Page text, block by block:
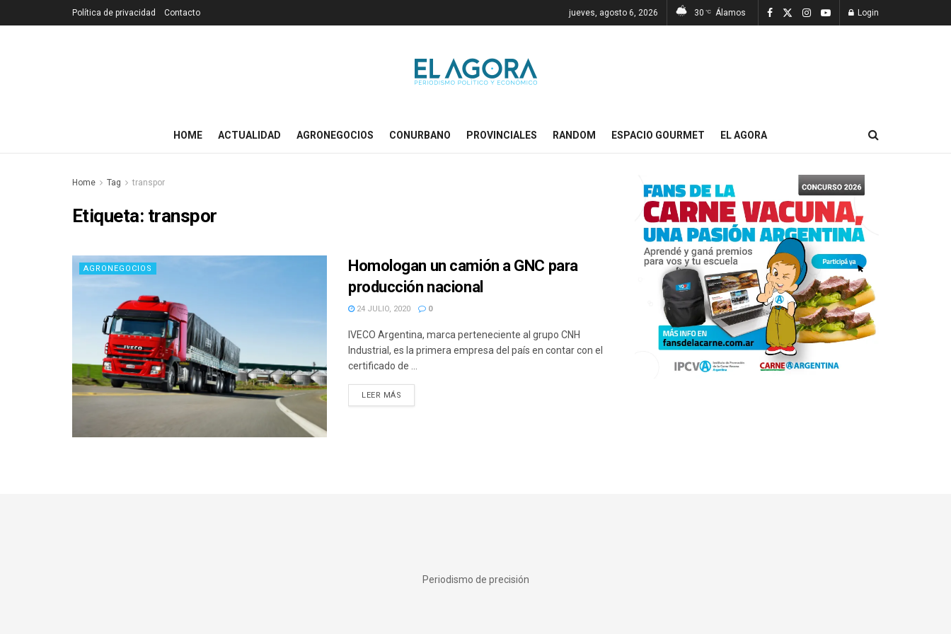
Política de privacidad Contacto jueves, agosto 6, 2026 30 °C Álamos Login
HOME ACTUALIDAD AGRONEGOCIOS CONURBANO PROVINCIALES RANDOM ESPACIO GOURMET EL AGORA
Home Tag transpor
Etiqueta: transpor
AGRONEGOCIOS
Homologan un camión a GNC para
producción nacional
24 JULIO, 2020 0
IVECO Argentina, marca perteneciente al grupo CNH
Industrial, es la primera empresa del país en contar con el
certificado de ...
LEER MÁS
Periodismo de precisión